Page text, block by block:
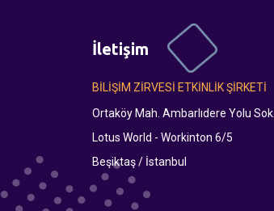
İletişim
BİLİŞİM ZİRVESİ ETKİNLİK ŞİRKETİ
Ortaköy Mah. Ambarlıdere Yolu Sok.
Lotus World - Workinton 6/5
Beşiktaş / İstanbul